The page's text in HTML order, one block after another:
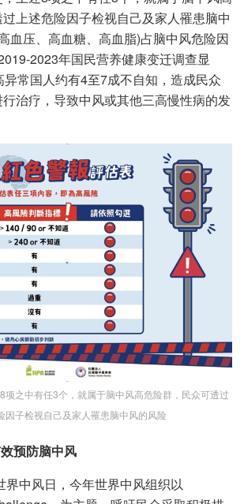
上述危险因子检视自己及家人罹患脑中
血压、高血糖、高血脂)占脑中风危险因
2023年国民营养健康变迁调查显
常国人约有4至7成不自知，造成民众
治疗，导致中风或其他三高慢性病的发
项之中有任3个，就属于脑中风高危险群，民众可透过
因子检视自己及家人罹患脑中风的风险
预防脑中风
界中风日，今年世界中风组织以